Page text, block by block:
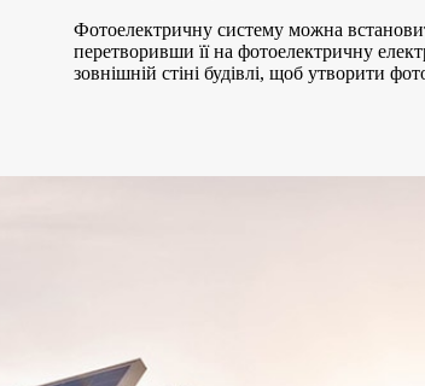
Фотоелектричну систему можна
перетворивши її на фотоелектричну
зовнішній стіні будівлі, щоб утворити